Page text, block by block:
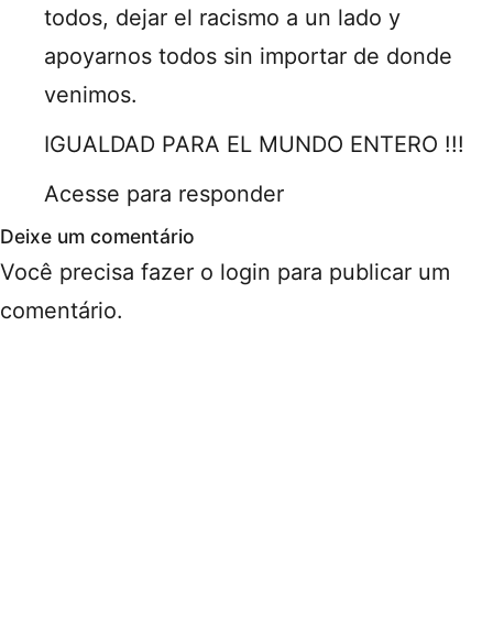
todos, dejar el racismo a un lado y
apoyarnos todos sin importar de donde
venimos.
IGUALDAD PARA EL MUNDO ENTERO !!!
Acesse para responder
Deixe um comentário
Você precisa fazer o login para publicar um
comentário.